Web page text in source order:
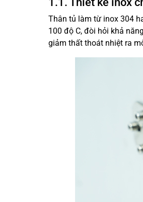
Thân tủ làm từ inox 304
100 độ C, đòi hỏi khả
giảm thất thoát nhiệt ra